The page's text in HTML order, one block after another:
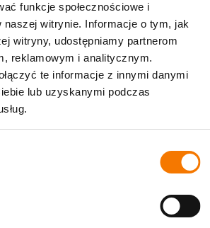
funkcje społecznościowe i
naszej witrynie. Informacje o tym, jak
witryny, udostępniamy partnerom
reklamowym i analitycznym.
te informacje z innymi danymi
lub uzyskanymi podczas
świetny sposób, aby zachęcić dzieci
jest na tyle uniwersalna, że
się w większości miejsc, zwłaszcza
To jednocześnie dobry
trafić do dzieci w różnym przedziale
to temat uniwersalny, uwielbia je
zebra, lew, nosorożec -
strefę dziecięcej radości.
z motywem dżungli, dmuchany
Wybór należy do Ciebie! Możesz
na zakup jednego z naszych